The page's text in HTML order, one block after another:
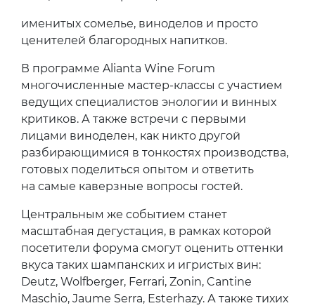
именитых сомелье, виноделов и просто
ценителей благородных напитков.
В программе Alianta Wine Forum
многочисленные мастер-классы с участием
ведущих специалистов энологии и винных
критиков. А также встречи с первыми
лицами виноделен, как никто другой
разбирающимися в тонкостях производства,
готовых поделиться опытом и ответить
на самые каверзные вопросы гостей.
Центральным же событием станет
масштабная дегустация, в рамках которой
посетители форума смогут оценить оттенки
вкуса таких шампанских и игристых вин:
Deutz, Wolfberger, Ferrari, Zonin, Cantine
Maschio, Jaume Serra, Esterhazy. А также тихих